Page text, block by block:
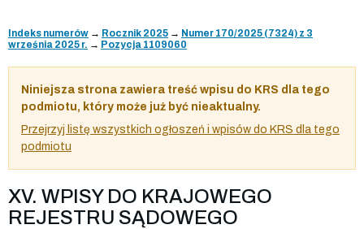
Indeks numerów → Rocznik 2025 → Numer 170/2025 (7324) z 3
września 2025 r. → Pozycja 1109060
Niniejsza strona zawiera treść wpisu do KRS dla tego
podmiotu, który może już być nieaktualny.
Przejrzyj listę wszystkich ogłoszeń i wpisów do KRS dla tego
podmiotu
XV. WPISY DO KRAJOWEGO
REJESTRU SĄDOWEGO